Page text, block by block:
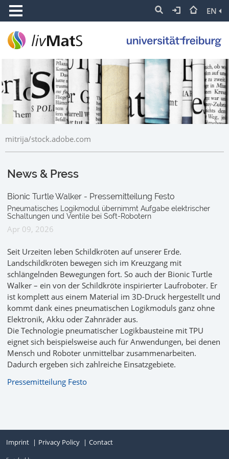
EN
mitrija/stock.adobe.com
News & Press
Bionic Turtle Walker - Pressemitteilung Festo
Pneumatisches Logikmodul übernimmt Aufgabe elektrischer
Schaltungen und Ventile bei Soft-Robotern
Apr 09, 2026
Seit Urzeiten leben Schildkröten auf unserer Erde.
Landschildkröten bewegen sich im Kreuzgang mit
schlängelnden Bewegungen fort. So auch der Bionic Turtle
Walker – ein von der Schildkröte inspirierter Laufroboter. Er
ist komplett aus einem Material im 3D-Druck hergestellt und
kommt dank eines pneumatischen Logikmoduls ganz ohne
Elektronik, Akku oder Zahnräder aus.
Die Technologie pneumatischer Logikbausteine mit TPU
eignet sich beispielsweise auch für Anwendungen, bei denen
Mensch und Roboter unmittelbar zusammenarbeiten.
Dadurch ergeben sich zahlreiche Einsatzgebiete.
Pressemitteilung Festo
Imprint Privacy Policy Contact